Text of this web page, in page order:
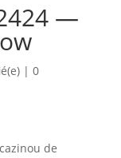
—
| 0
de